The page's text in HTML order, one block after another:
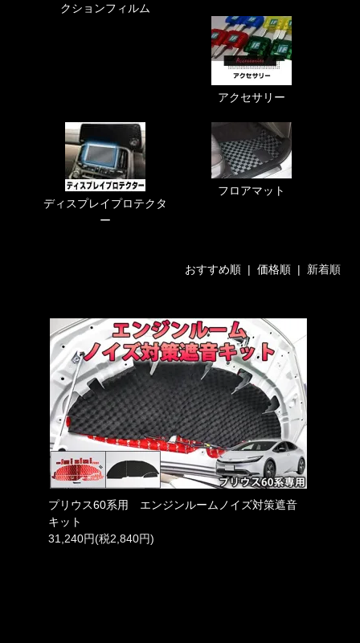
クションフィルム
アクセサリー
ディスプレイプロテクタ
ー
フロアマット
おすすめ順| 価格順| 新着順
プリウス60系用 エンジンルームノイズ対策遮音
キット
31,240円(税2,840円)